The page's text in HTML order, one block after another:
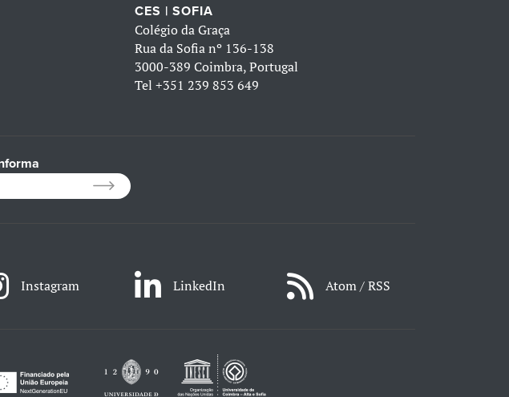
CES | SOFIA
Colégio da Graça
Rua da Sofia nº 136-138
3000-389 Coimbra, Portugal
Tel +351 239 853 649
Instagram LinkedIn Atom / RSS